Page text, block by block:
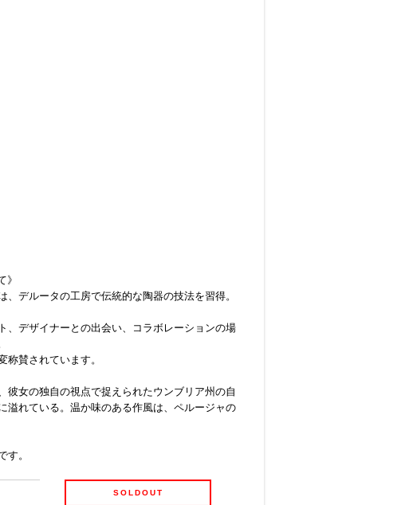
デルータの工房で伝統的な陶器の技法を習得。
、デザイナーとの出会い、コラボレーションの場
賛されています。
女の独自の視点で捉えられたウンブリア州の自
溢れている。温か味のある作風は、ペルージャの
す。
SOLDOUT